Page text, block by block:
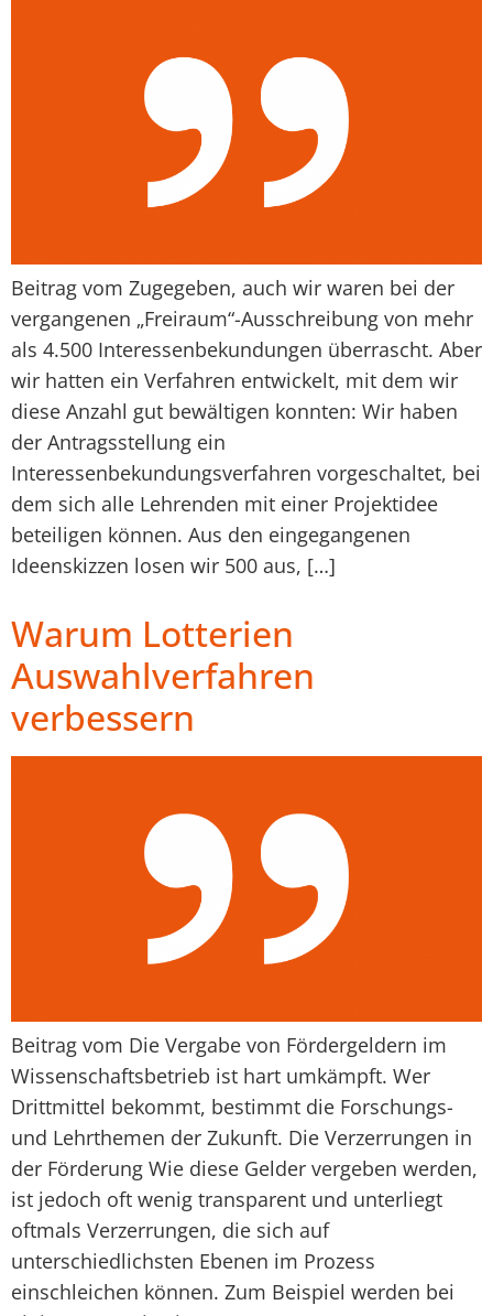
Beitrag vom Zugegeben, auch wir waren bei der
vergangenen „Freiraum“-Ausschreibung von mehr
als 4.500 Interessenbekundungen überrascht. Aber
wir hatten ein Verfahren entwickelt, mit dem wir
diese Anzahl gut bewältigen konnten: Wir haben
der Antragsstellung ein
Interessenbekundungsverfahren vorgeschaltet, bei
dem sich alle Lehrenden mit einer Projektidee
beteiligen können. Aus den eingegangenen
Ideenskizzen losen wir 500 aus, […]
Warum Lotterien
Auswahlverfahren
verbessern
Beitrag vom Die Vergabe von Fördergeldern im
Wissenschaftsbetrieb ist hart umkämpft. Wer
Drittmittel bekommt, bestimmt die Forschungs-
und Lehrthemen der Zukunft. Die Verzerrungen in
der Förderung Wie diese Gelder vergeben werden,
ist jedoch oft wenig transparent und unterliegt
oftmals Verzerrungen, die sich auf
unterschiedlichsten Ebenen im Prozess
einschleichen können. Zum Beispiel werden bei